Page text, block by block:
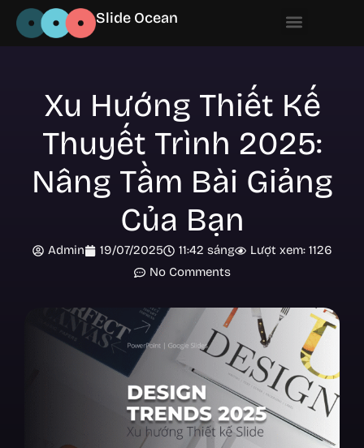
Slide Ocean
Xu Hướng Thiết Kế
Thuyết Trình 2025:
Nâng Tầm Bài Giảng
Của Bạn
Admin 19/07/2025 11:42 sáng
Lượt xem: 1126
No Comments